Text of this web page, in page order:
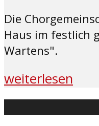
Die
Haus im festlich
Wartens".
weiterlesen